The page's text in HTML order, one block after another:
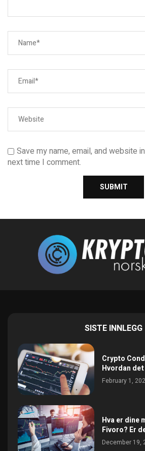
Save my name, email, and website
next time I comment.
SISTE INNLEGG
Crypto
Hvordan
February 1,
Hva er dine
Fivoro? Er
December 19,